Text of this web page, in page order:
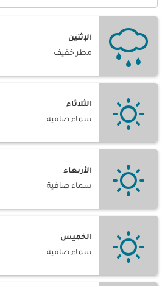
الإثنين
مطر خفيف
الثلاثاء
سماء صافية
الأربعاء
سماء صافية
الخميس
سماء صافية